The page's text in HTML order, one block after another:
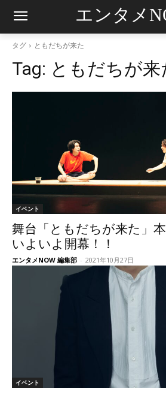
エンタメ
タグ ともだちが来た
Tag: ともだちが来
イベント
舞台「ともだちが来た」
いよいよ開幕！！
エンタメNOW 編集部 - 2021年10月27日
イベント